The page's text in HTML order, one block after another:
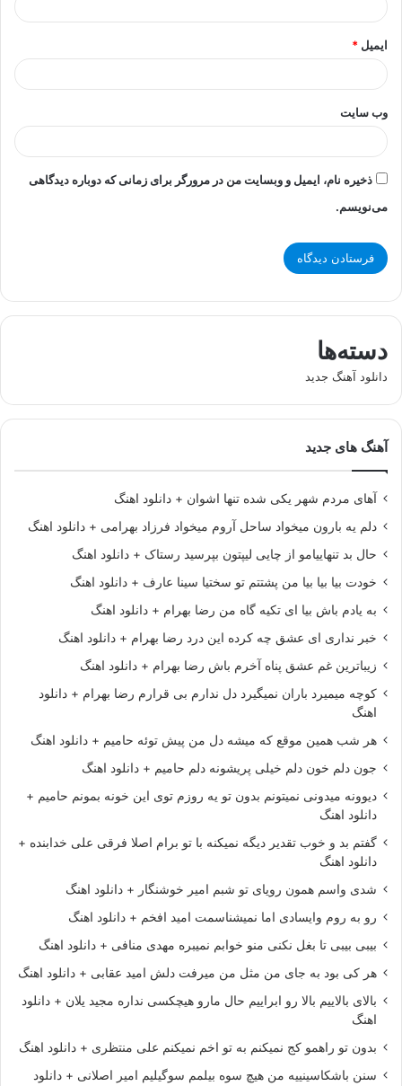
ایمیل *
وب‌ سایت
ذخیره نام، ایمیل و وبسایت من در مرورگر برای زمانی که دوباره دیدگاهی
می‌نویسم.
دسته‌ها
دانلود آهنگ جدید
آهنگ های جدید
آهای مردم شهر یکی شده تنها اشوان + دانلود اهنگ
دلم یه بارون میخواد ساحل آروم میخواد فرزاد بهرامی + دانلود اهنگ
حال بد تنهاییامو از چایی لیپتون بپرسید رستاک + دانلود اهنگ
خودت بیا بیا بیا من پشتتم تو سختیا سینا عارف + دانلود اهنگ
به یادم باش بیا ای تکیه گاه من رضا بهرام + دانلود اهنگ
خبر نداری ای عشق چه کرده این درد رضا بهرام + دانلود اهنگ
زیباترین غم عشق پناه آخرم باش رضا بهرام + دانلود اهنگ
کوچه میمیرد باران نمیگیرد دل ندارم بی قرارم رضا بهرام + دانلود
اهنگ
هر شب همین موقع که میشه دل من پیش توئه حامیم + دانلود اهنگ
جون دلم خون دلم خیلی پریشونه دلم حامیم + دانلود اهنگ
دیوونه میدونی نمیتونم بدون تو یه روزم توی این خونه بمونم حامیم +
دانلود اهنگ
گفتم بد و خوب تقدیر دیگه نمیکنه با تو برام اصلا فرقی علی خدابنده +
دانلود اهنگ
شدی واسم همون رویای تو شبم امیر خوشنگار + دانلود اهنگ
رو به روم وایسادی اما نمیشناسمت امید افخم + دانلود اهنگ
بیبی بیبی تا بغل نکنی منو خوابم نمیبره مهدی منافی + دانلود اهنگ
هر کی بود به جای من مثل من میرفت دلش امید عقابی + دانلود اهنگ
بالای بالاییم بالا رو ابراییم حال مارو هیچکسی نداره مجید یلان + دانلود
اهنگ
بدون تو راهمو کج نمیکنم به تو اخم نمیکنم علی منتظری + دانلود اهنگ
سنن باشکاسینییه من هیچ سوه بیلمم سوگیلیم امیر اصلانی + دانلود